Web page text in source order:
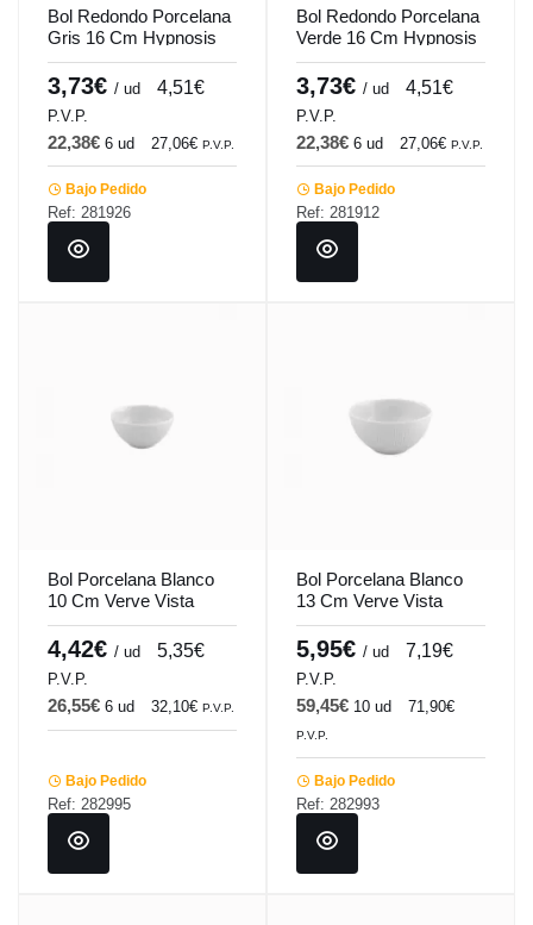
Bol Redondo Porcelana
Gris 16 Cm Hypnosis
Gris Porland
3,73€ / ud 4,51€
P.V.P.
22,38€ 6 ud 27,06€ P.V.P.
Bajo Pedido
Ref: 281926
Bol Redondo Porcelana
Verde 16 Cm Hypnosis
Verde Porland
3,73€ / ud 4,51€
P.V.P.
22,38€ 6 ud 27,06€ P.V.P.
Bajo Pedido
Ref: 281912
Bol Porcelana Blanco
10 Cm Verve Vista
Alegre
4,42€ / ud 5,35€
P.V.P.
26,55€ 6 ud 32,10€ P.V.P.
Bajo Pedido
Ref: 282995
Bol Porcelana Blanco
13 Cm Verve Vista
Alegre
5,95€ / ud 7,19€
P.V.P.
59,45€ 10 ud 71,90€
P.V.P.
Bajo Pedido
Ref: 282993